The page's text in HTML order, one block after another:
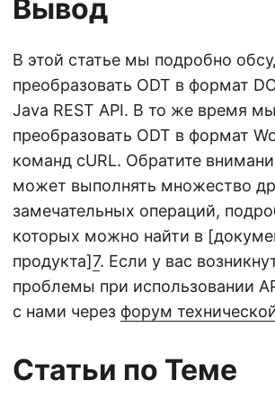
Вывод
В этой статье мы подробно
преобразовать ODT в формат
Java REST API. В то же время
преобразовать ODT в формат
команд cURL. Обратите
может выполнять множество
замечательных операций,
которых можно найти в
продукта]7. Если у вас
проблемы при использовании
с нами через форум
Статьи по Теме